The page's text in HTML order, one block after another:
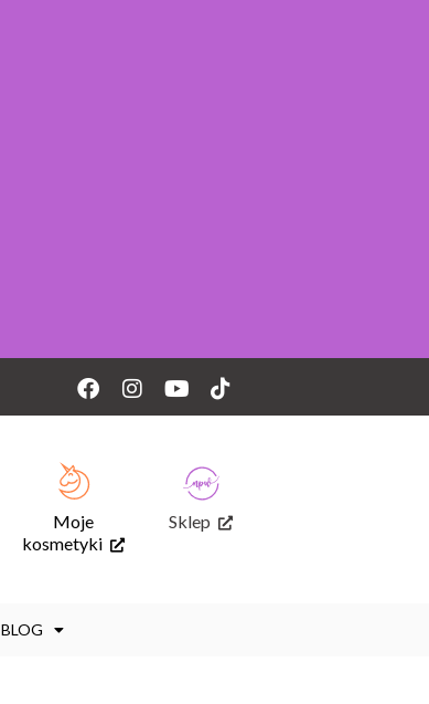
Facebook
Instagram
YoutubeTiktok
Moje
kosmetyki
Sklep
BLOG